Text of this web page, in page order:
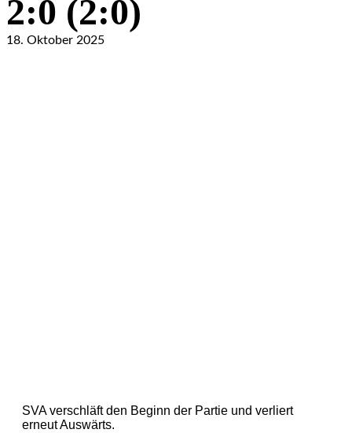
2:0 (2:0)
18. Oktober 2025
SVA verschläft den Beginn der Partie und verliert
erneut Auswärts.